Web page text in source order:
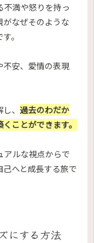
満や怒りを持っ
がなぜそのような
。
不安、愛情の表現
、 過去のわだか
ことができます。
アルな視点からで
へと成長する旅で
にする方法